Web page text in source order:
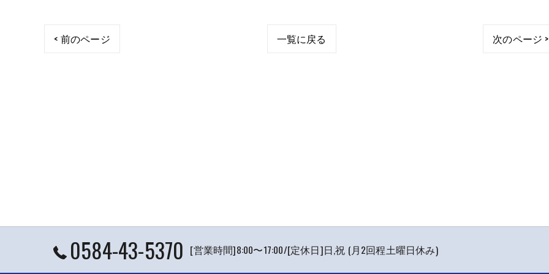
< 前のページ 一覧に戻る 次のページ >
0584-43-5370 [営業時間]8:00〜17:00/[定休日]日,祝 (月2回程土曜日休み)